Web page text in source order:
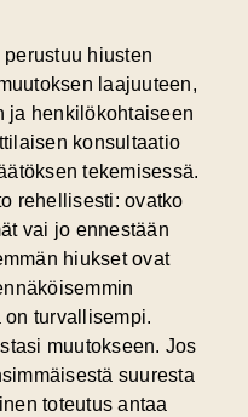
perustuu hiusten
laajuuteen,
ja henkilökohtaiseen
konsultaatio
tekemisessä.
rehellisesti: ovatko
vai jo ennestään
hiukset ovat
turvallisempi.
muutokseen. Jos
suuresta
toteutus antaa